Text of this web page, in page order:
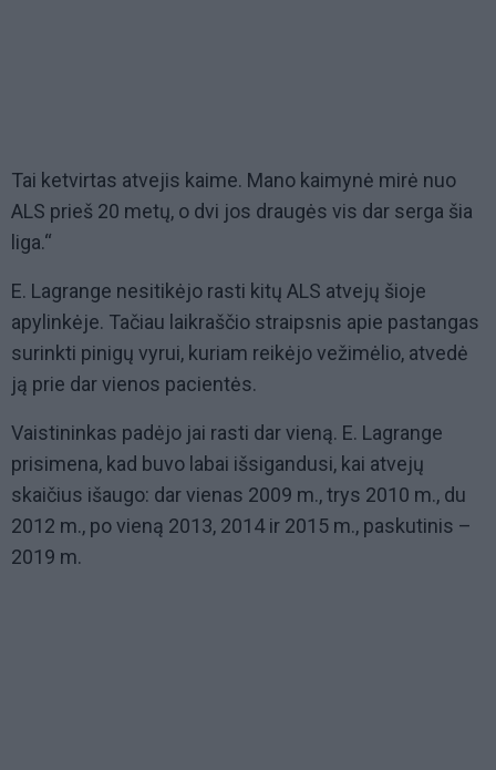
Tai ketvirtas atvejis kaime. Mano kaimynė mirė nuo
ALS prieš 20 metų, o dvi jos draugės vis dar serga šia
liga.“
E. Lagrange nesitikėjo rasti kitų ALS atvejų šioje
apylinkėje. Tačiau laikraščio straipsnis apie pastangas
surinkti pinigų vyrui, kuriam reikėjo vežimėlio, atvedė
ją prie dar vienos pacientės.
Vaistininkas padėjo jai rasti dar vieną. E. Lagrange
prisimena, kad buvo labai išsigandusi, kai atvejų
skaičius išaugo: dar vienas 2009 m., trys 2010 m., du
2012 m., po vieną 2013, 2014 ir 2015 m., paskutinis –
2019 m.